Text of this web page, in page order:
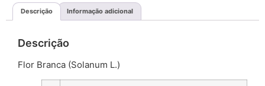
Descrição Informação adicional
Descrição
Flor Branca (Solanum L.)